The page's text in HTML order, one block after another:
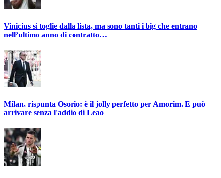
Vinicius si toglie dalla lista, ma sono tanti i big che entrano
nell’ultimo anno di contratto…
Milan, rispunta Osorio: è il jolly perfetto per Amorim. E può
arrivare senza l'addio di Leao